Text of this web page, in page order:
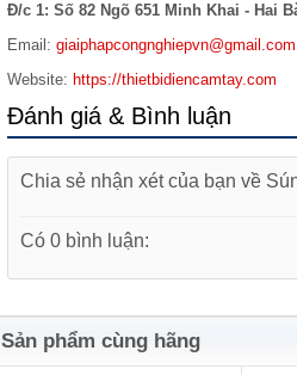
Đ/c 1: Số 82 Ngõ 651 Minh Khai - Hai
Email: giaiphapcongnghiepvn@gmail.com
Website: https://thietbidiencamtay.com
Đánh giá & Bình luận
Chia sẻ nhận xét của bạn về
Có 0 bình luận:
Sản phẩm cùng hãng